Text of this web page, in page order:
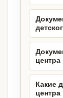
центра
Какие
центра